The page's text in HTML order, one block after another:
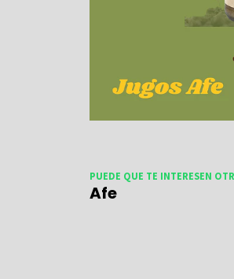
PUEDE QUE TE INTERESEN
Afe